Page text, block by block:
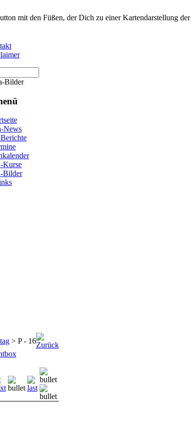
mit den Füßen, der Dich zu einer Kartendarstellung
Bilder
News
Kurse
Bilder
> P - 16